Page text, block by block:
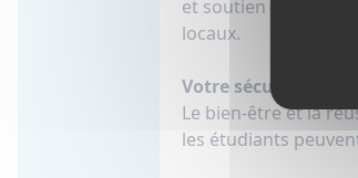
et soutien continu.
locaux.
Votre sécurité est
Le bien-être et la
les étudiants